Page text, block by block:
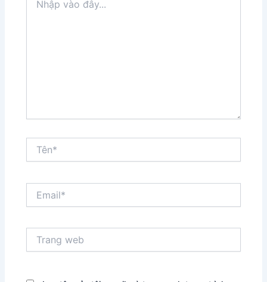
vào
web